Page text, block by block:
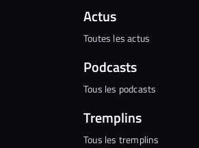
Actus
Toutes les actus
Podcasts
Tous les podcasts
Tremplins
Tous les tremplins